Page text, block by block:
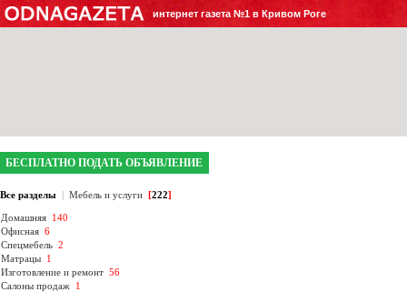
интернет газета №1 в Кривом Роге
БЕСПЛАТНО ПОДАТЬ ОБЪЯВЛЕНИЕ
Все разделы | Мебель и услуги [222]
Домашняя 140
Офисная 6
Спецмебель 2
Матрацы 1
Изготовление и ремонт 56
Салоны продаж 1